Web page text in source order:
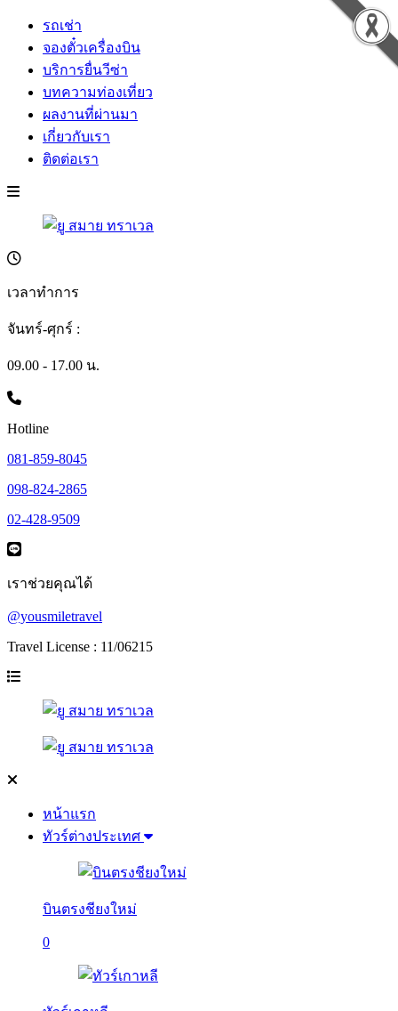
รถเช่า
จองตั๋วเครื่องบิน
บริการยื่นวีซ่า
บทความท่องเที่ยว
ผลงานที่ผ่านมา
เกี่ยวกับเรา
ติดต่อเรา
เวลาทำการ
จันทร์-ศุกร์ :
09.00 - 17.00 น.
Hotline
081-859-8045
098-824-2865
02-428-9509
เราช่วยคุณได้
@yousmiletravel
Travel License : 11/06215
หน้าแรก
ทัวร์ต่างประเทศ
บินตรงชียงใหม่
0